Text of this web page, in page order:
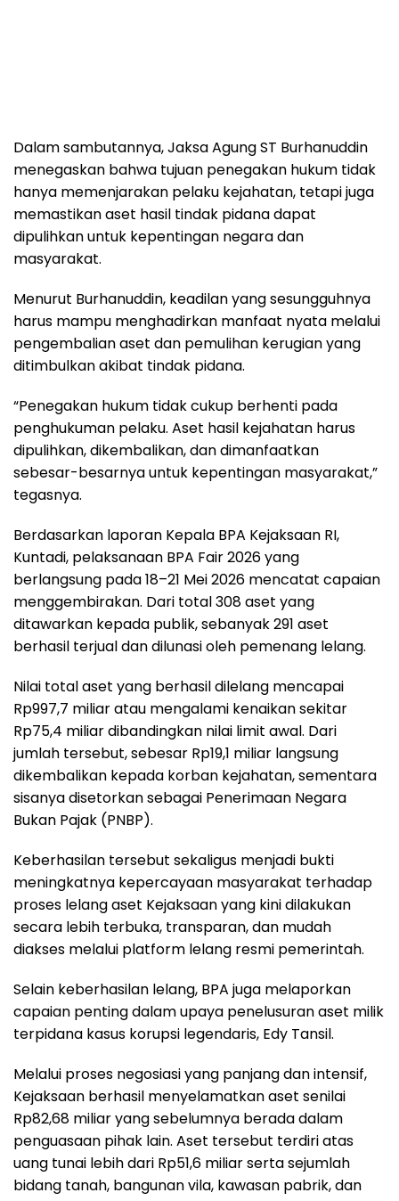
Dalam sambutannya, Jaksa Agung ST Burhanuddin
menegaskan bahwa tujuan penegakan hukum tidak
hanya memenjarakan pelaku kejahatan, tetapi juga
memastikan aset hasil tindak pidana dapat
dipulihkan untuk kepentingan negara dan
masyarakat.
Menurut Burhanuddin, keadilan yang sesungguhnya
harus mampu menghadirkan manfaat nyata melalui
pengembalian aset dan pemulihan kerugian yang
ditimbulkan akibat tindak pidana.
“Penegakan hukum tidak cukup berhenti pada
penghukuman pelaku. Aset hasil kejahatan harus
dipulihkan, dikembalikan, dan dimanfaatkan
sebesar-besarnya untuk kepentingan masyarakat,”
tegasnya.
Berdasarkan laporan Kepala BPA Kejaksaan RI,
Kuntadi, pelaksanaan BPA Fair 2026 yang
berlangsung pada 18–21 Mei 2026 mencatat capaian
menggembirakan. Dari total 308 aset yang
ditawarkan kepada publik, sebanyak 291 aset
berhasil terjual dan dilunasi oleh pemenang lelang.
Nilai total aset yang berhasil dilelang mencapai
Rp997,7 miliar atau mengalami kenaikan sekitar
Rp75,4 miliar dibandingkan nilai limit awal. Dari
jumlah tersebut, sebesar Rp19,1 miliar langsung
dikembalikan kepada korban kejahatan, sementara
sisanya disetorkan sebagai Penerimaan Negara
Bukan Pajak (PNBP).
Keberhasilan tersebut sekaligus menjadi bukti
meningkatnya kepercayaan masyarakat terhadap
proses lelang aset Kejaksaan yang kini dilakukan
secara lebih terbuka, transparan, dan mudah
diakses melalui platform lelang resmi pemerintah.
Selain keberhasilan lelang, BPA juga melaporkan
capaian penting dalam upaya penelusuran aset milik
terpidana kasus korupsi legendaris, Edy Tansil.
Melalui proses negosiasi yang panjang dan intensif,
Kejaksaan berhasil menyelamatkan aset senilai
Rp82,68 miliar yang sebelumnya berada dalam
penguasaan pihak lain. Aset tersebut terdiri atas
uang tunai lebih dari Rp51,6 miliar serta sejumlah
bidang tanah, bangunan vila, kawasan pabrik, dan